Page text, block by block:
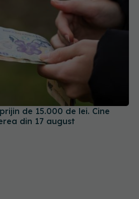
de 15.000 de lei. Cine
din 17 august